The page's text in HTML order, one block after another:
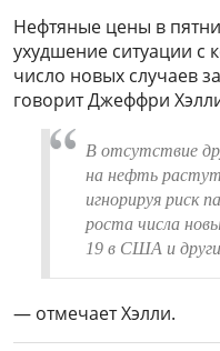
Нефтяные цены в
ухудшение ситуации с
число новых случаев
говорит Джеффри
В отсутствие
на нефть растут
игнорируя риск
роста числа
19 в США и
— отмечает Хэлли.